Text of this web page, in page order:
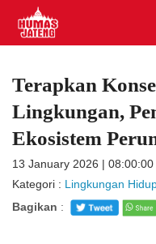
Terapkan
Lingkungan,
Ekosistem
13 January 2026 |
Kategori : Lingkungan
Bagikan :